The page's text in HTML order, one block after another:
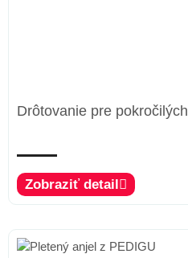
Drôtovanie pre pokročilých
Zobraziť detail